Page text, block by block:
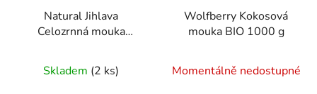
Natural Jihlava
Celozrnná mouka
Skladem (2 ks)
Wolfberry Kokosová
mouka BIO 1000 g
Momentálně nedostupné